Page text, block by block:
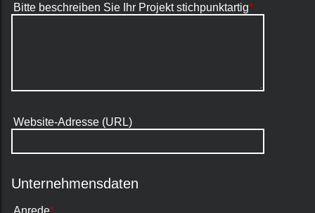
Bitte beschreiben Sie Ihr Projekt stichpunktartig*
Website-Adresse (URL)
Unternehmensdaten
Anrede*